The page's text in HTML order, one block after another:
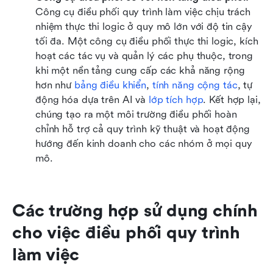
Công cụ điều phối quy trình làm việc chịu trách
nhiệm thực thi logic ở quy mô lớn với độ tin cậy
tối đa. Một công cụ điều phối thực thi logic, kích
hoạt các tác vụ và quản lý các phụ thuộc, trong
khi một nền tảng cung cấp các khả năng rộng
hơn như bảng điều khiển, tính năng cộng tác, tự
động hóa dựa trên AI và lớp tích hợp. Kết hợp lại,
chúng tạo ra một môi trường điều phối hoàn
chỉnh hỗ trợ cả quy trình kỹ thuật và hoạt động
hướng đến kinh doanh cho các nhóm ở mọi quy
mô.
Các trường hợp sử dụng chính
cho việc điều phối quy trình
làm việc